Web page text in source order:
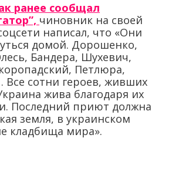
ранее сообщал
чиновник на своей
написал, что «Они
домой. Дорошенко,
Бандера, Шухевич,
Петлюра,
Все сотни героев, живших
жива благодаря их
Последний приют должна
земля, в украинском
кладбища мира».